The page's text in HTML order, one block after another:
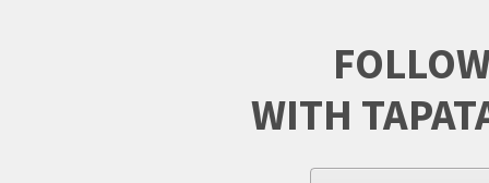
WITH